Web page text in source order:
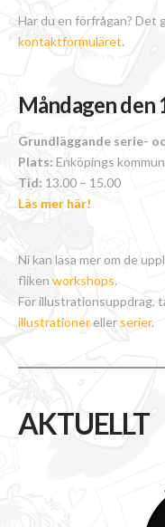
Har du en förfrågan? Det
kontaktformuläret.
Måndagen den
Grundläggande serie-
Plats: Enköpings
Tid: 13.00 – 15.00
Läs mer här!
Ni kan läsa mer om de
fliken workshops.
För illustrationsuppdrag,
illustrationereller serier.
AKTUELLT